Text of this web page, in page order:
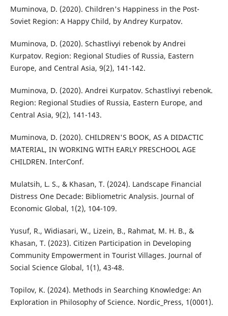
Muminova, D. (2020). Children's Happiness in the Post-
Soviet Region: A Happy Child, by Andrey Kurpatov.
Muminova, D. (2020). Schastlivyi rebenok by Andrei
Kurpatov. Region: Regional Studies of Russia, Eastern
Europe, and Central Asia, 9(2), 141-142.
Muminova, D. (2020). Andrei Kurpatov. Schastlivyi rebenok.
Region: Regional Studies of Russia, Eastern Europe, and
Central Asia, 9(2), 141-143.
Muminova, D. (2020). CHILDREN'S BOOK, AS A DIDACTIC
MATERIAL, IN WORKING WITH EARLY PRESCHOOL AGE
CHILDREN. InterConf.
Mulatsih, L. S., & Khasan, T. (2024). Landscape Financial
Distress One Decade: Bibliometric Analysis. Journal of
Economic Global, 1(2), 104-109.
Yusuf, R., Widiasari, W., Lizein, B., Rahmat, M. H. B., &
Khasan, T. (2023). Citizen Participation in Developing
Community Empowerment in Tourist Villages. Journal of
Social Science Global, 1(1), 43-48.
Topilov, K. (2024). Methods in Searching Knowledge: An
Exploration in Philosophy of Science. Nordic_Press, 1(0001).